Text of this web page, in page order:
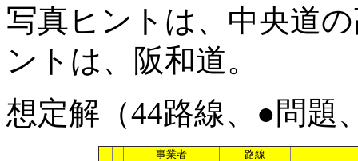
写真ヒントは、中央道
ントは、阪和道。
想定解（44路線、●問
事業者
路線